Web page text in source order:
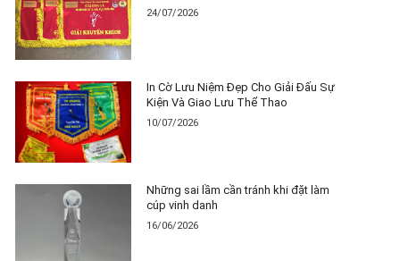
24/07/2026
In Cờ Lưu Niệm Đẹp Cho Giải Đấu Sự
Kiện Và Giao Lưu Thể Thao
10/07/2026
Những sai lầm cần tránh khi đặt làm
cúp vinh danh
16/06/2026